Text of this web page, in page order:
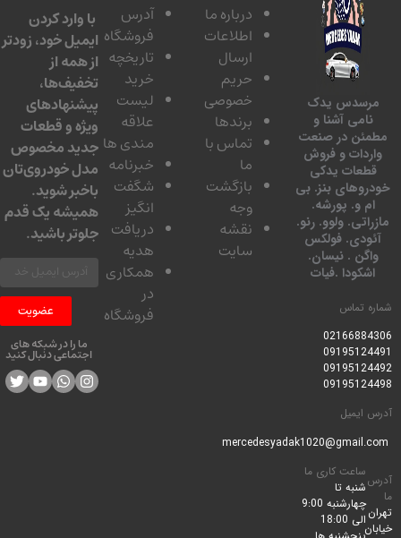
یدک
آشنا و
در صنعت
و فروش
یدکی
بنز. بی
و. پورشه.
ولوو. رنو.
فولکس
. نیسان.
.فیات
تماس
ساعت کاری ما
شنبه تا
چهارشنبه 9:00
الی 18:00
درباره ما
اطلاعات
ارسال
حریم
خصوصی
برندها
تماس با
بازگشت
نقشه
سایت
آدرس
فروشگاه
تاریخچه
لیست
مندی ها
خبرنامه
شگفت
دریافت
همکاری
فروشگاه
با وارد کردن
ایمیل خود، زودتر
از همه از
تخفیف‌ها،
پیشنهادهای
ویژه و قطعات
جدید مخصوص
مدل خودروی‌تان
باخبر شوید.
همیشه یک قدم
جلوتر باشید.
عضویت
ما را در شبکه های
اجتماعی دنبال کنید